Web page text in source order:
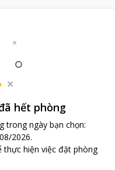
hết phòng
trong ngày bạn chọn:
2026.
thực hiện việc đặt phòng